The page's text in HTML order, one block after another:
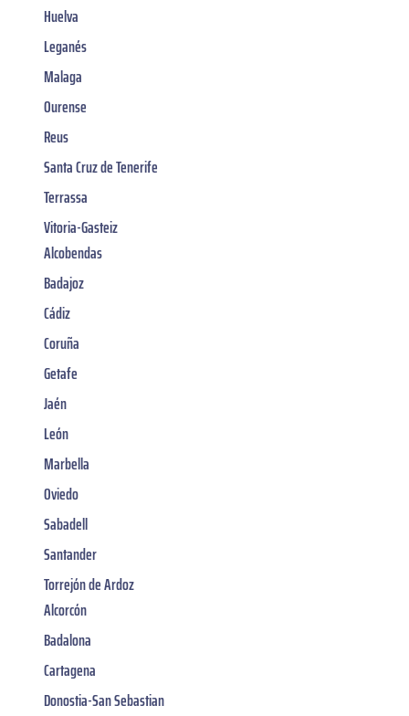
Huelva
Leganés
Malaga
Ourense
Reus
Santa Cruz de Tenerife
Terrassa
Vitoria-Gasteiz
Alcobendas
Badajoz
Cádiz
Coruña
Getafe
Jaén
León
Marbella
Oviedo
Sabadell
Santander
Torrejón de Ardoz
Alcorcón
Badalona
Cartagena
Donostia-San Sebastian